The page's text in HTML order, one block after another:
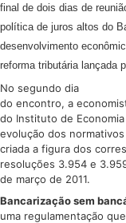
final de dois dias de
política de juros altos do
desenvolvimento
reforma tributária lançada
No segundo dia
do encontro, a
do Instituto de
evolução dos
criada a figura dos
resoluções 3.954 e
de março de 2011.
Bancarização sem
uma regulamentação